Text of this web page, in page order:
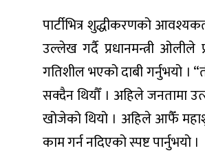
पार्टीभित्र शुद्धीकरणको
उल्लेख गर्दै प्रधानमन्त्री ओलीले
गतिशील भएको दाबी गर्नुभयो ।
सक्दैन थियौँ । अहिले जनतामा
खोजेको थियो । अहिले आफैँ
काम गर्न नदिएको स्पष्ट पार्नुभयो ।